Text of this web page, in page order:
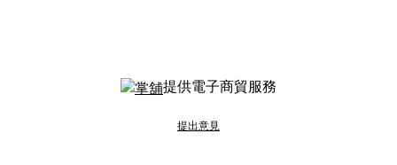
提供電子商貿服務
提出意見